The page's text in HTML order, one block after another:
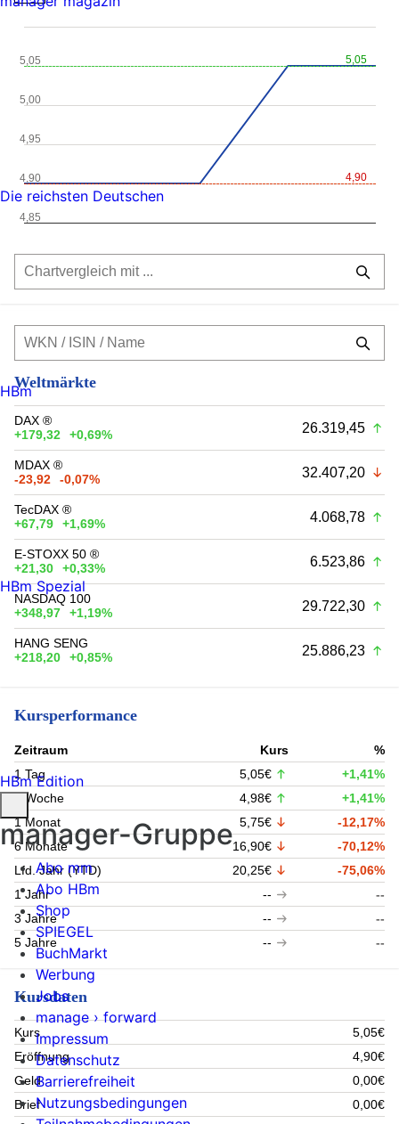
5,05
4,90
4,85
4,90
4,95
5,00
5,05
Weltmärkte
DAX ®
+179,32
+0,69% 26.319,45
MDAX ®
-23,92
-0,07% 32.407,20
TecDAX ®
+67,79
+1,69% 4.068,78
E-STOXX 50 ®
+21,30
+0,33% 6.523,86
NASDAQ 100
+348,97
+1,19% 29.722,30
HANG SENG
+218,20
+0,85% 25.886,23
Kursperformance
Zeitraum Kurs
%
1 Tag
5,05€
+1,41%
1 Woche
4,98€
+1,41%
1 Monat
5,75€
-12,17%
6 Monate
16,90€
-70,12%
Lfd. Jahr (YTD)
20,25€
-75,06%
1 Jahr
--
--
3 Jahre
--
--
5 Jahre
-- --
Kursdaten
Kurs
5,05€
Eröffnung
4,90€
Geld
0,00€
Brief
0,00€
Die reichsten Deutschen
HBm
HBm Spezial
HBm Edition
manager-Gruppe
Abo mm
Abo HBm
Shop
SPIEGEL
BuchMarkt
Werbung
Jobs
manage › forward
Impressum
Datenschutz
Barrierefreiheit
Nutzungsbedingungen